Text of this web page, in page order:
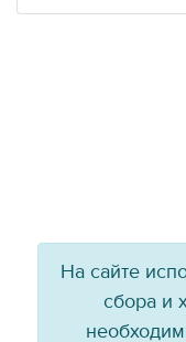
На сайте
сбора и